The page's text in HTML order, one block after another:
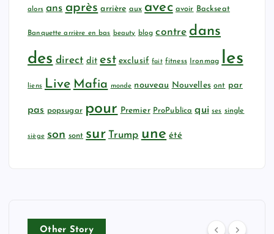
alors ans après arrière aux avec avoir Backseat
Banquette arrière en bas beauty blog contre dans
des direct dit est exclusif fait fitness Ironmag les
liens Live Mafia monde nouveau Nouvelles ont par
pas popsugar pour Premier ProPublica qui ses single
siège son sont sur Trump une été
Other Story